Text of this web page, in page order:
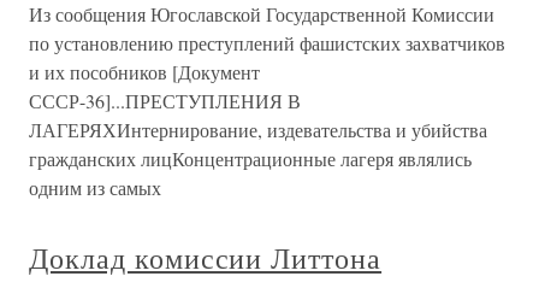
Из сообщения Югославской Государственной Комиссии
по установлению преступлений фашистских захватчиков
и их пособников [Документ
СССР-36]...ПРЕСТУПЛЕНИЯ В
ЛАГЕРЯХИнтернирование, издевательства и убийства
гражданских лицКонцентрационные лагеря являлись
одним из самых
Доклад комиссии Литтона